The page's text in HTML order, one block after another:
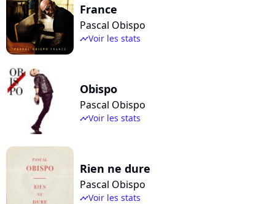
France
Pascal Obispo
timelineVoir les stats
Obispo
Pascal Obispo
timelineVoir les stats
Rien ne dure
Pascal Obispo
timelineVoir les stats